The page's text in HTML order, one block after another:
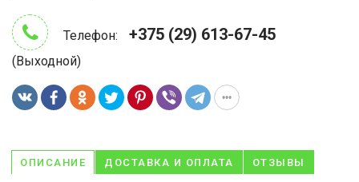
Телефон: +375 (29) 613-67-45
(Выходной)
ОПИСАНИЕ ДОСТАВКА И ОПЛАТА ОТЗЫВЫ